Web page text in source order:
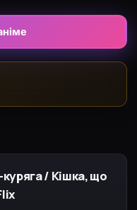
Чи зможе
рук, чи так і
в змозі позбутися
/ Кішка, що